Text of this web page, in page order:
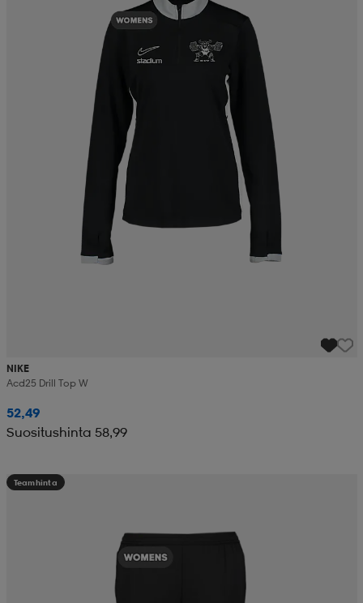
NIKE
Acd25 Drill Top W
52,49
Suositushinta 58,99
Teamhinta